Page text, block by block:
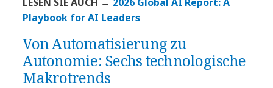
Playbook for AI Leaders
Von Automatisierung zu
Autonomie: Sechs technologische
Makrotrends